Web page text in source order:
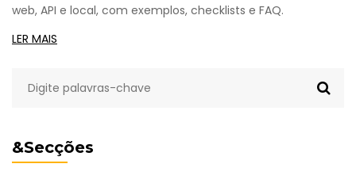
&Secções
web, API e local, com exemplos, checklists e FAQ.
LER MAIS